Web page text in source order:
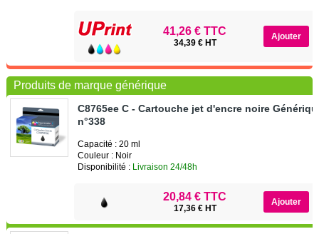
41,26 € TTC
34,39 € HT
Produits de marque générique
C8765ee C - Cartouche jet d'encre noire
n°338
Capacité : 20 ml
Couleur : Noir
Disponibilité : Livraison 24/48h
20,84 € TTC
17,36 € HT